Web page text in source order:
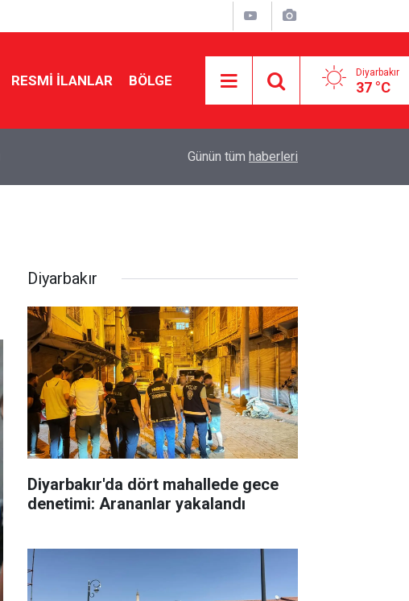
RESMI İLANLAR BÖLGE Diyarbakır
37 °C
Erdoğan’ın eski danışmanından Demirtaş
Günün tüm haberleri
Diyarbakır
Diyarbakır'da dört mahallede gece
denetimi: Arananlar yakalandı